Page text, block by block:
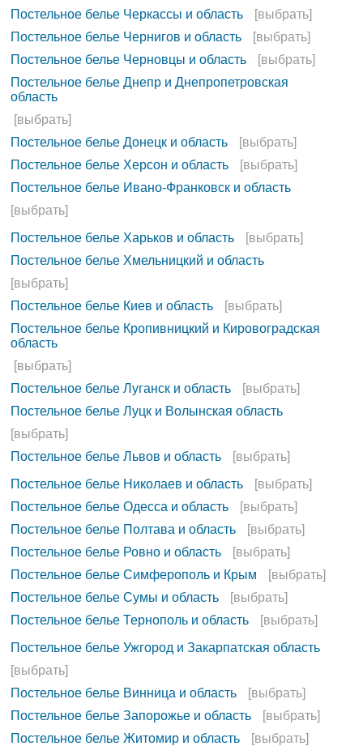
Постельное белье Черкассы и область
[выбрать]
Постельное белье Чернигов и область
[выбрать]
Постельное белье Черновцы и область
[выбрать]
Постельное белье Днепр и Днепропетровская
область
[выбрать]
Постельное белье Донецк и область
[выбрать]
Постельное белье Херсон и область
[выбрать]
Постельное белье Ивано-Франковск и область
[выбрать]
Постельное белье Харьков и область
[выбрать]
Постельное белье Хмельницкий и область
[выбрать]
Постельное белье Киев и область
[выбрать]
Постельное белье Кропивницкий и Кировоградская
область
[выбрать]
Постельное белье Луганск и область
[выбрать]
Постельное белье Луцк и Волынская область
[выбрать]
Постельное белье Львов и область
[выбрать]
Постельное белье Николаев и область
[выбрать]
Постельное белье Одесса и область
[выбрать]
Постельное белье Полтава и область
[выбрать]
Постельное белье Ровно и область
[выбрать]
Постельное белье Симферополь и Крым
[выбрать]
Постельное белье Сумы и область
[выбрать]
Постельное белье Тернополь и область
[выбрать]
Постельное белье Ужгород и Закарпатская область
[выбрать]
Постельное белье Винница и область
[выбрать]
Постельное белье Запорожье и область
[выбрать]
Постельное белье Житомир и область
[выбрать]